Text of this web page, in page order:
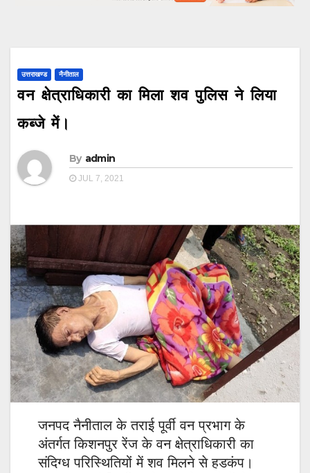
उत्तराखण्ड नैनीताल
वन क्षेत्राधिकारी का मिला शव पुलिस ने लिया
कब्जे में।
By admin
JUL 7, 2021
जनपद नैनीताल के तराई पूर्वी वन प्रभाग के
अंतर्गत किशनपुर रेंज के वन क्षेत्राधिकारी का
संदिग्ध परिस्थितियों में शव मिलने से हडकंप।